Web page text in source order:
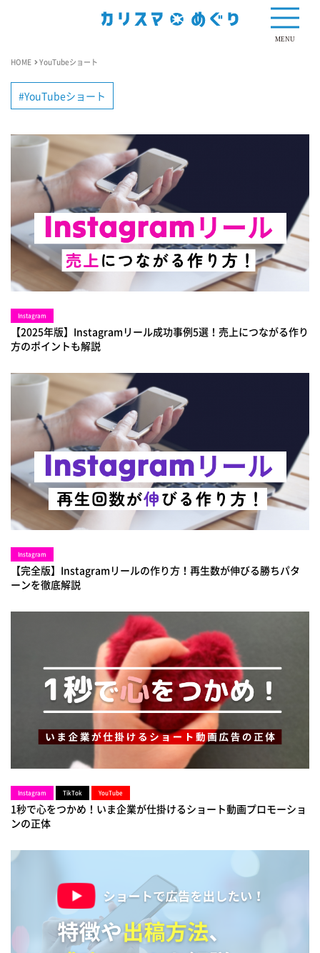
MENU
HOME YouTubeショート
YouTubeショート
Instagram
【2025年版】Instagramリール成功事例5選！売上につながる作り
方のポイントも解説
Instagram
【完全版】Instagramリールの作り方！再生数が伸びる勝ちパタ
ーンを徹底解説
Instagram TikTok YouTube
1秒で心をつかめ！いま企業が仕掛けるショート動画プロモーショ
ンの正体